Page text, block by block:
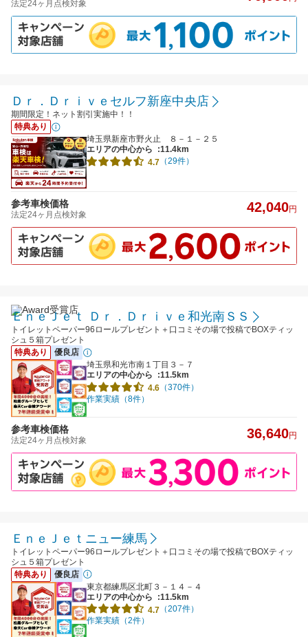
法定24ヶ月点検対象
Ｄｒ．Ｄｒｉｖｅセルフ新座中央店
期間限定！ネット割引実施中！！
特典あり
埼玉県新座市野火止 ８－１－２５
エリアの中心から
:11.4km
4.7 （29件）
参考車検価格
法定24ヶ月点検対象 42,040円
ＥｎｅＪｅｔ Ｄｒ．Ｄｒｉｖｅ和光南ＳＳ
トイレットペーパー96ロールプレゼント＋口コミその場で投稿でBOXティッ
シュ５箱プレゼント
特典あり
優良店
埼玉県和光市南１丁目３－７
エリアの中心から
:11.5km
4.6 （370件）
作業実績（8件）
参考車検価格
法定24ヶ月点検対象 36,640円
ＥｎｅＪｅｔニュー練馬
トイレットペーパー96ロールプレゼント＋口コミその場で投稿でBOXティッ
シュ５箱プレゼント
特典あり
優良店
東京都練馬区北町３－１４－４
エリアの中心から
:11.5km
4.7 （207件）
作業実績（2件）